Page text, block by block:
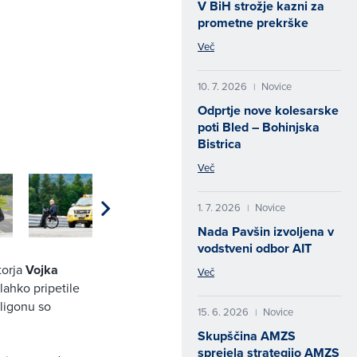
Vojka
pripetile
so
V BiH strožje kazni za
prometne prekrške
Več
10. 7. 2026 | Novice
Odprtje nove kolesarske
poti Bled – Bohinjska
Bistrica
Več
1. 7. 2026 | Novice
Nada Pavšin izvoljena v
vodstveni odbor AIT
Več
15. 6. 2026 | Novice
Skupščina AMZS
sprejela strategijo AMZS